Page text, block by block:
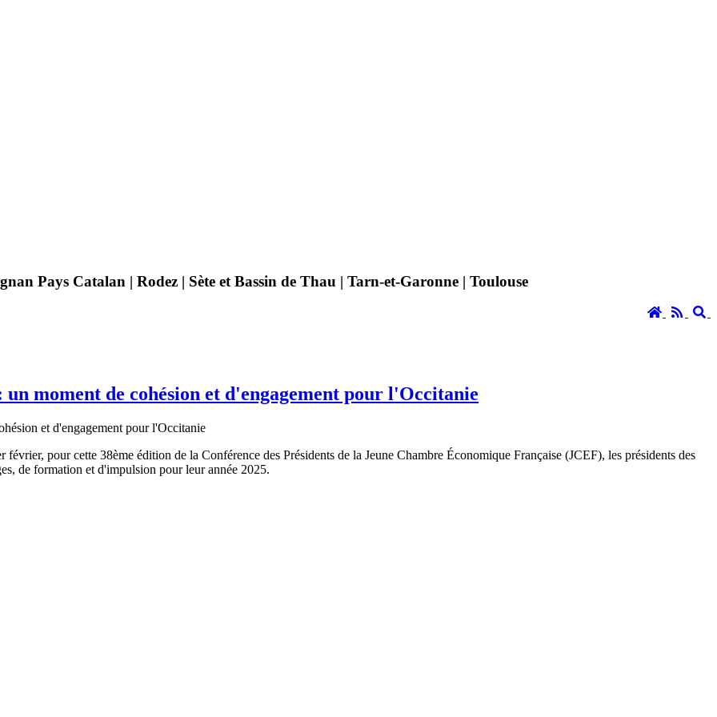
Pays Catalan | Rodez | Sète et Bassin de Thau | Tarn-et-Garonne | Toulouse
Accueil
RSS
un moment de cohésion et d'engagement pour l'Occitanie
pour cette 38ème édition de la Conférence des Présidents de la Jeune Chambre Économique Française (JCEF), les présidents des
de formation et d'impulsion pour leur année 2025.